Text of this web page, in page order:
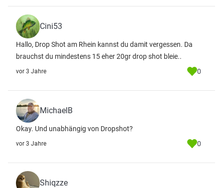
Cini53
Hallo, Drop Shot am Rhein kannst du damit vergessen. Da
brauchst du mindestens 15 eher 20gr drop shot bleie..
vor 3 Jahre 0
MichaelB
Okay. Und unabhängig von Dropshot?
vor 3 Jahre 0
Shiqzze